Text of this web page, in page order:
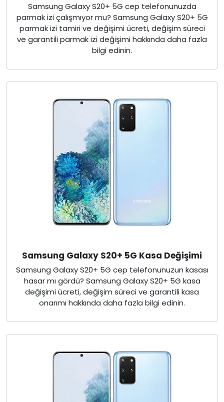
Samsung Galaxy S20+ 5G cep telefonunuzda
parmak izi çalışmıyor mu? Samsung Galaxy S20+ 5G
parmak izi tamiri ve değişimi ücreti, değişim süreci
ve garantili parmak izi değişimi hakkında daha fazla
bilgi edinin.
Samsung Galaxy S20+ 5G Kasa Değişimi
Samsung Galaxy S20+ 5G cep telefonunuzun kasası
hasar mı gördü? Samsung Galaxy S20+ 5G kasa
değişimi ücreti, değişim süreci ve garantili kasa
onarımı hakkında daha fazla bilgi edinin.